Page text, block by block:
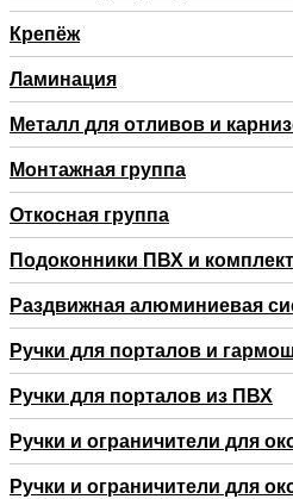
Крепёж
Ламинация
Металл для отливов и
Монтажная группа
Откосная группа
Подоконники ПВХ и
Раздвижная алюминиевая
Ручки для порталов и
Ручки для порталов из ПВХ
Ручки и ограничители для
Ручки и ограничители для